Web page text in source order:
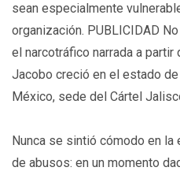
sean especialmente
organización. PUBLICIDAD
el narcotráfico narrada a
Jacobo creció en el estado
México, sede del Cártel
Nunca se sintió cómodo en la
de abusos: en un momento